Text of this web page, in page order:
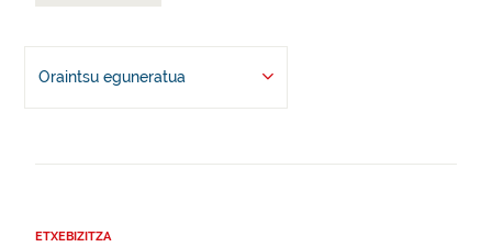
Oraintsu eguneratua
ETXEBIZITZA